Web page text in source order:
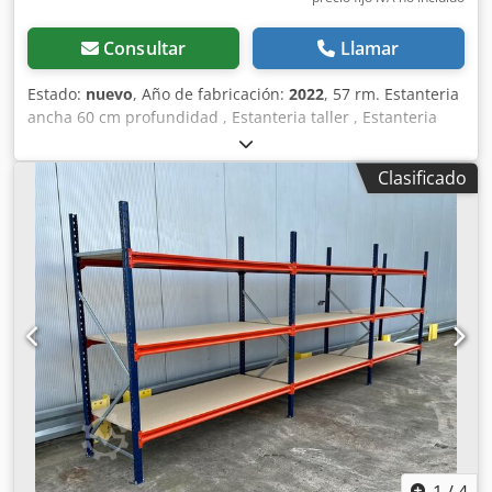
montaje. Consultar Llamar
Estado: nuevo, Año de fabricación: 2022, 57 rm. Estanteria
ancha 60 cm profundidad , Estanteria taller , Estanteria
almacenaje , Estanteria grande , Almacenaje manual ,
Estanteria , Almacenaje piezas pequeñas , Datos : - Altura :
aprox. 200 cm - Profundidad : aprox. 60 cm - Longitud :
aprox. 57 metros lineales Oferta de estantería compuesta
por: - 031 x bastidor aprox. 200 x 60 cm, desmontado. - 240
x travesaño aprox. 185 cm. - 120 x balda de soporte aprox.
184,5 x 59,5 cm. - Incl. pasadores de seguridad - Modelo :
BLT , Tipo WR20/60 - Carga: 400 kg de carga en el estante,
con carga distribuida uniformemente. - Niveles: 4 x niveles
de almacenamiento. - Tablero aglomerado, natural. -
Soporte azul. - Nuevo en stock. - Otras cantidades
disponibles. Podemos pre-ensamblar los marcos por un
pequeño recargo de 6€/neto por pieza. --
INMEDIATAMENTE DISPONIBLE VARIAS VECES--. Precio :
5885,00 € netos más IVA legalmente vigente. Recibirá una
factura con el IVA indicado. Djdjzrvuxspfx Aqqokr
Clasificado